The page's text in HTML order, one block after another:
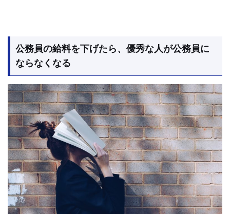
公務員の給料を下げたら、優秀な人が公務員に
ならなくなる